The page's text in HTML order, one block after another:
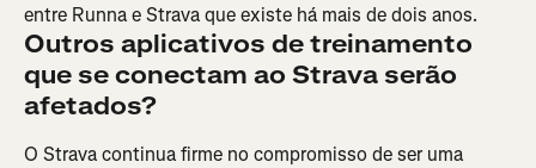
entre Runna e Strava que existe há mais de dois anos.
Outros aplicativos de treinamento
que se conectam ao Strava serão
afetados?
O Strava continua firme no compromisso de ser uma